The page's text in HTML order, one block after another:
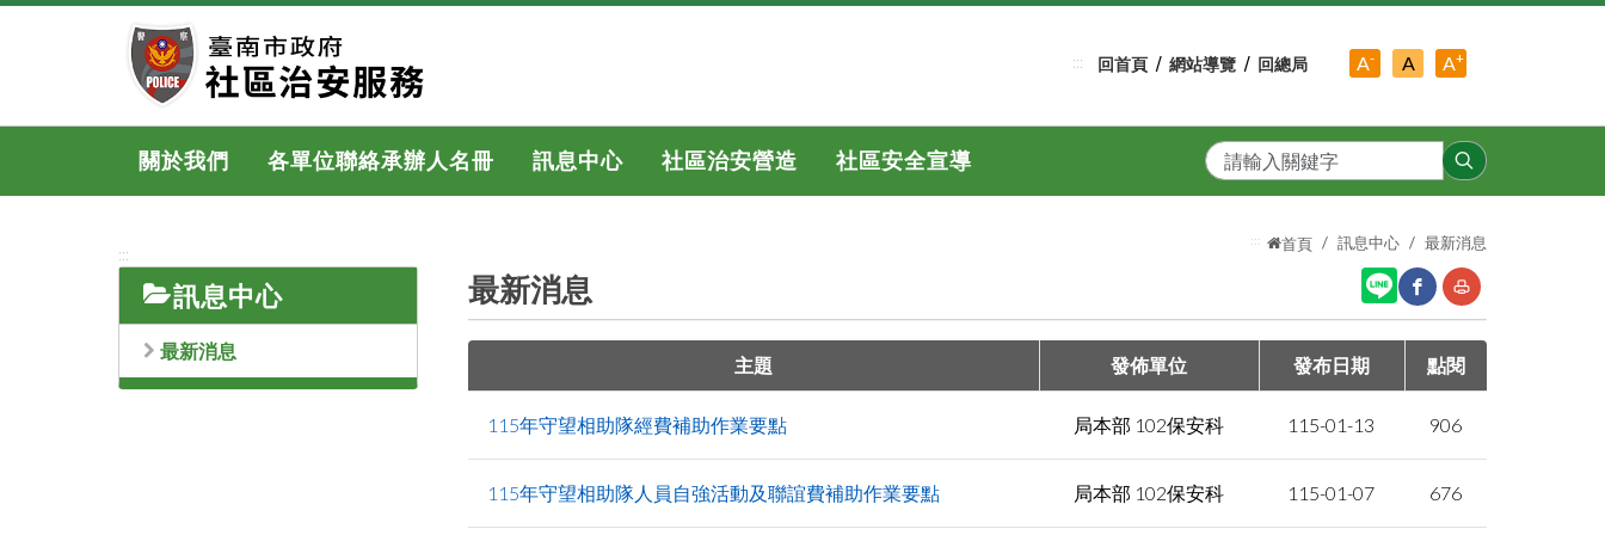
跳
內
::: 回首頁 網站導覽 回總局 A-
級
A中
A+
級
關於我們 各單位聯絡承辦人名冊 訊息中心 社區治安營造 社區安全宣導
搜
尋
:::
訊息中心
最新消息
::: 首頁 訊息中心 最新消息
最新消息
網
站
分
享
至
友
善
列
印
主題 發佈單位 發布日期 點閱
115年守望相助隊經費補助作業要點 局本部 102保安科 115-01-13 906
115年守望相助隊人員自強活動及聯誼費補助作業要點 局本部 102保安科 115-01-07 676